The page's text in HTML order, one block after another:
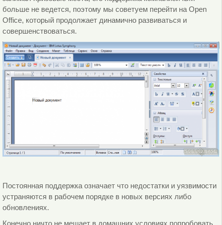
больше не ведется, поэтому мы советуем перейти на Open
Office, который продолжает динамично развиваться и
совершенствоваться.
Постоянная поддержка означает что недостатки и уязвимости
устраняются в рабочем порядке в новых версиях либо
обновлениях.
Конечно ничто не мешает в домашних условиях попробовать